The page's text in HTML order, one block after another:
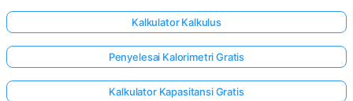
Kalkulator Kalkulus
Penyelesai Kalorimetri Gratis
Kalkulator Kapasitansi Gratis